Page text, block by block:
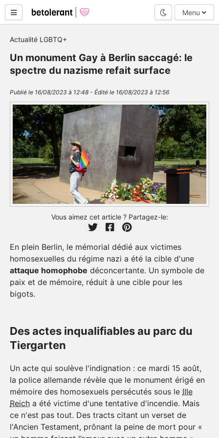
Mode nuit
Menu
Actualité LGBTQ+
Un monument Gay à Berlin saccagé: le
spectre du nazisme refait surface
Publié le 16/08/2023 à 12:48 - Édité le 16/08/2023 à 12:56
Vous aimez cet article ? Partagez-le:
En plein Berlin, le mémorial dédié aux victimes
homosexuelles du régime nazi a été la cible d'une
attaque homophobe déconcertante. Un symbole de
paix et de mémoire, réduit à une cible pour les
bigots.
Des actes inqualifiables au parc du
Tiergarten
Un acte qui soulève l'indignation : ce mardi 15 août,
la police allemande révèle que le monument érigé en
mémoire des homosexuels persécutés sous le IIIe
Reich a été victime d'une tentative d'incendie. Mais
ce n'est pas tout. Des tracts citant un verset de
l'Ancien Testament, prônant la peine de mort pour «